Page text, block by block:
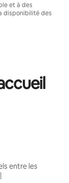
et à des
disponibilité des
entre les